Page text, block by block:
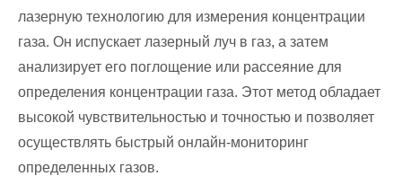
лазерную технологию для измерения концентрации
газа. Он испускает лазерный луч в газ, а затем
анализирует его поглощение или рассеяние для
определения концентрации газа. Этот метод обладает
высокой чувствительностью и точностью и позволяет
осуществлять быстрый онлайн-мониторинг
определенных газов.